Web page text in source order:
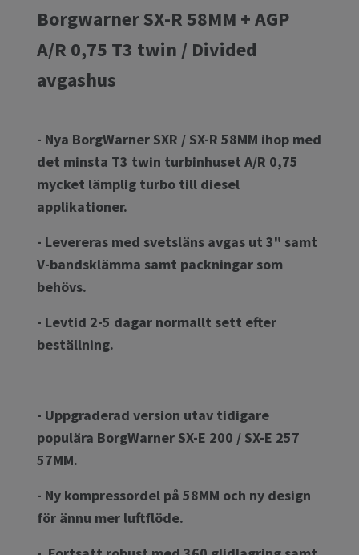
Borgwarner SX-R 58MM + AGP
A/R 0,75 T3 twin / Divided
avgashus
- Nya BorgWarner SXR / SX-R 58MM ihop med
det minsta T3 twin turbinhuset A/R 0,75
mycket lämplig turbo till diesel
applikationer.
- Levereras med svetsläns avgas ut 3" samt
V-bandsklämma samt packningar som
behövs.
- Levtid 2-5 dagar normallt sett efter
beställning.
- Uppgraderad version utav tidigare
populära BorgWarner SX-E 200 / SX-E 257
57MM.
- Ny kompressordel på 58MM och ny design
för ännu mer luftflöde.